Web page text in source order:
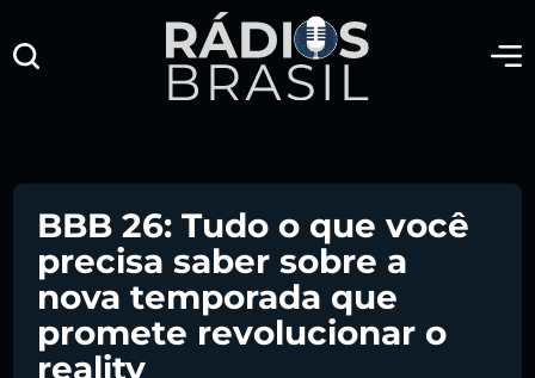
BBB 26: Tudo o que você
precisa saber sobre a
nova temporada que
promete revolucionar o
reality